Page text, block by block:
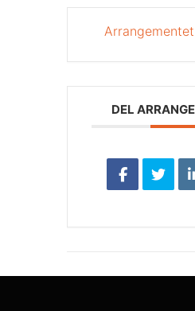
DEL